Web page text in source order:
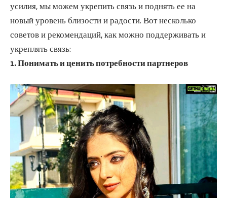
усилия, мы можем укрепить связь и поднять ее на
новый уровень близости и радости. Вот несколько
советов и рекомендаций, как можно поддерживать и
укреплять связь:
1. Понимать и ценить потребности партнеров